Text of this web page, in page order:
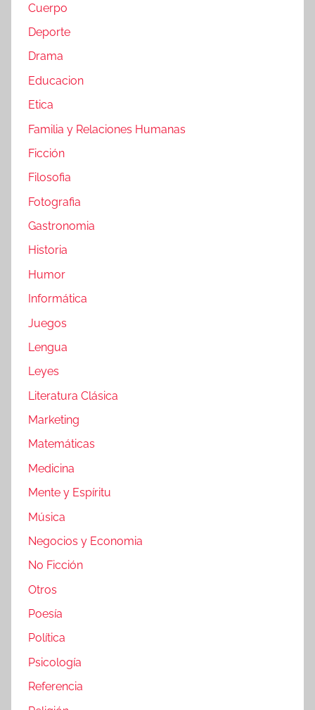
Cuerpo
Deporte
Drama
Educacion
Etica
Familia y Relaciones Humanas
Ficción
Filosofia
Fotografia
Gastronomia
Historia
Humor
Informática
Juegos
Lengua
Leyes
Literatura Clásica
Marketing
Matemáticas
Medicina
Mente y Espíritu
Música
Negocios y Economia
No Ficción
Otros
Poesía
Política
Psicología
Referencia